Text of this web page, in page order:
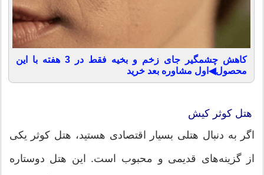
کاهش چشمگیر جای زخم و بخیه فقط در 3 هفته با این
محصول◀اول مشاوره بعد خرید
هتل کوثر کیش
اگر به دنبال هتلی بسیار اقتصادی هستید، هتل کوثر یکی
از گزینه‌های قدیمی و محبوب است. این هتل دو‌ستاره